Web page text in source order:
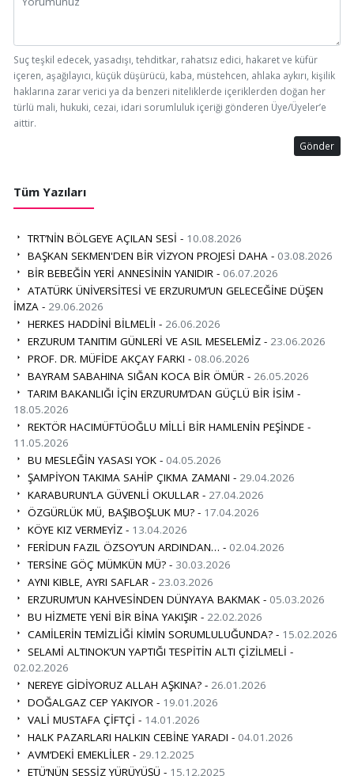
Suç teşkil edecek, yasadışı, tehditkar, rahatsız edici, hakaret ve küfür
içeren, aşağılayıcı, küçük düşürücü, kaba, müstehcen, ahlaka aykırı, kişilik
haklarına zarar verici ya da benzeri niteliklerde içeriklerden doğan her
türlü mali, hukuki, cezai, idari sorumluluk içeriği gönderen Üye/Üyeler’e
aittir.
Gönder
Tüm Yazıları
TRT’NİN BÖLGEYE AÇILAN SESİ - 10.08.2026
BAŞKAN SEKMEN'DEN BİR VİZYON PROJESİ DAHA - 03.08.2026
BİR BEBEĞİN YERİ ANNESİNİN YANIDIR - 06.07.2026
ATATÜRK ÜNİVERSİTESİ VE ERZURUM’UN GELECEĞİNE DÜŞEN
İMZA - 29.06.2026
HERKES HADDİNİ BİLMELİ! - 26.06.2026
ERZURUM TANITIM GÜNLERİ VE ASIL MESELEMİZ - 23.06.2026
PROF. DR. MÜFİDE AKÇAY FARKI - 08.06.2026
BAYRAM SABAHINA SIĞAN KOCA BİR ÖMÜR - 26.05.2026
TARIM BAKANLIĞI İÇİN ERZURUM’DAN GÜÇLÜ BİR İSİM -
18.05.2026
REKTÖR HACIMÜFTÜOĞLU MİLLİ BİR HAMLENİN PEŞİNDE -
11.05.2026
BU MESLEĞİN YASASI YOK - 04.05.2026
ŞAMPİYON TAKIMA SAHİP ÇIKMA ZAMANI - 29.04.2026
KARABURUN’LA GÜVENLİ OKULLAR - 27.04.2026
ÖZGÜRLÜK MÜ, BAŞIBOŞLUK MU? - 17.04.2026
KÖYE KIZ VERMEYİZ - 13.04.2026
FERİDUN FAZIL ÖZSOY’UN ARDINDAN… - 02.04.2026
TERSİNE GÖÇ MÜMKÜN MÜ? - 30.03.2026
AYNI KIBLE, AYRI SAFLAR - 23.03.2026
ERZURUM’UN KAHVESİNDEN DÜNYAYA BAKMAK - 05.03.2026
BU HİZMETE YENİ BİR BİNA YAKIŞIR - 22.02.2026
CAMİLERİN TEMİZLİĞİ KİMİN SORUMLULUĞUNDA? - 15.02.2026
SELAMİ ALTINOK’UN YAPTIĞI TESPİTİN ALTI ÇİZİLMELİ -
02.02.2026
NEREYE GİDİYORUZ ALLAH AŞKINA? - 26.01.2026
DOĞALGAZ CEP YAKIYOR - 19.01.2026
VALİ MUSTAFA ÇİFTÇİ - 14.01.2026
HALK PAZARLARI HALKIN CEBİNE YARADI - 04.01.2026
AVM’DEKİ EMEKLİLER - 29.12.2025
ETÜ’NÜN SESSİZ YÜRÜYÜŞÜ - 15.12.2025